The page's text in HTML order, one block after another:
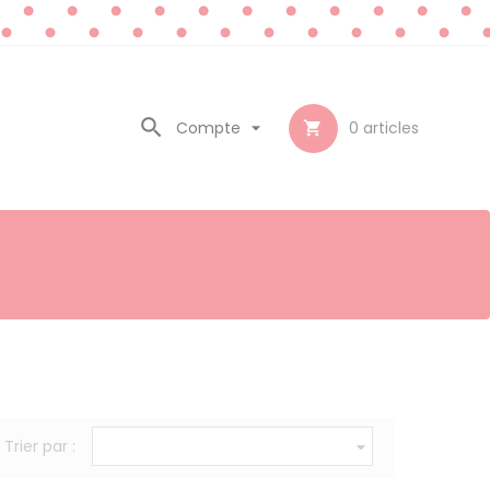
 0 articles
Compte 

Trier par : 